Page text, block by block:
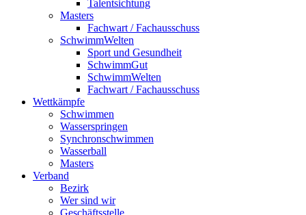
Talentsichtung
Masters
Fachwart / Fachausschuss
SchwimmWelten
Sport und Gesundheit
SchwimmGut
SchwimmWelten
Fachwart / Fachausschuss
Wettkämpfe
Schwimmen
Wasserspringen
Synchronschwimmen
Wasserball
Masters
Verband
Bezirk
Wer sind wir
Geschäftsstelle